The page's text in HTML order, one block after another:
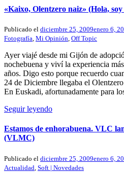
«Kaixo, Olentzero naiz» (Hola,
Publicado el diciembre 25, 2009enero 6,
Fotografía, Mi Opinión, Off Topic
Ayer viajé desde mi Gijón de
nochebuena y viví la experiencia
años. Digo esto porque recuerdo
24 de Diciembre llegaba el
En Euskadi, afortunadamente para
Seguir leyendo
Estamos de enhorabuena. VLC
(VLMC)
Publicado el diciembre 25, 2009enero 6,
Actualidad Soft | Novedades